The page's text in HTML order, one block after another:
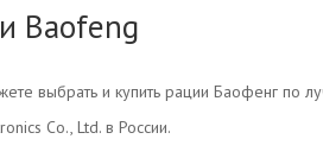
Baofeng
выбрать и купить рации Баофенг по
Co., Ltd. в России.